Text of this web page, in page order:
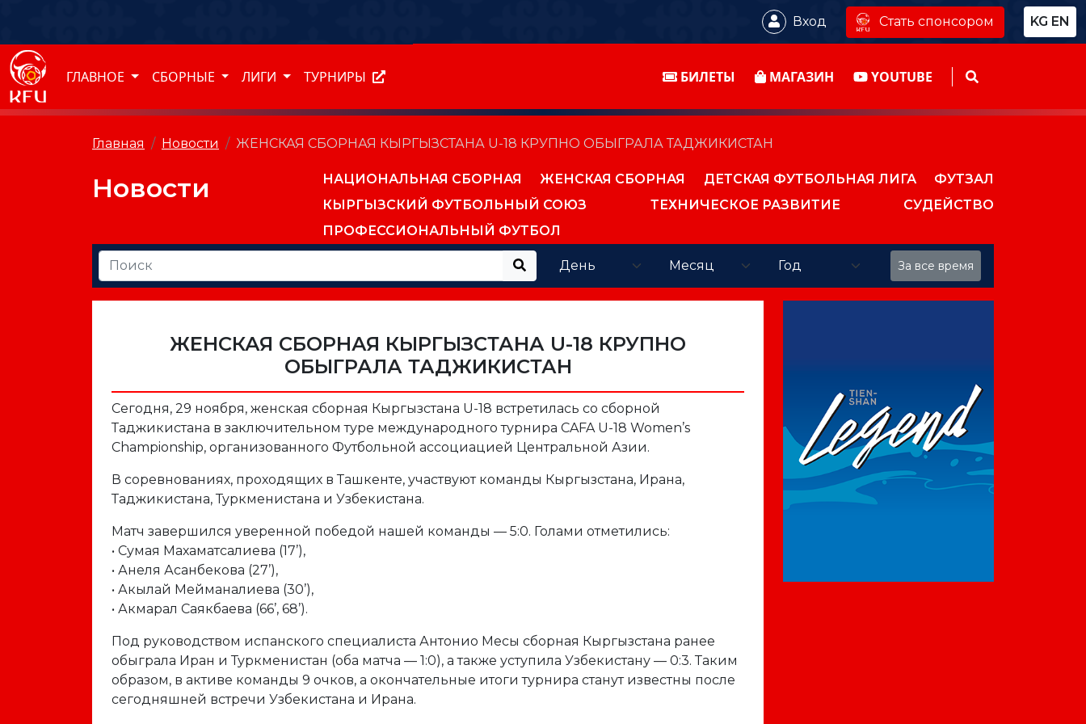
Вход Стать спонсором KG EN
ГЛАВНОЕ СБОРНЫЕ ЛИГИ ТУРНИРЫ БИЛЕТЫ МАГАЗИН YOUTUBE
Главная Новости ЖЕНСКАЯ СБОРНАЯ КЫРГЫЗСТАНА U-18 КРУПНО ОБЫГРАЛА ТАДЖИКИСТАН
Новости НАЦИОНАЛЬНАЯ СБОРНАЯ ЖЕНСКАЯ СБОРНАЯ ДЕТСКАЯ ФУТБОЛЬНАЯ ЛИГА
ФУТЗАЛ
КЫРГЫЗСКИЙ ФУТБОЛЬНЫЙ СОЮЗ
ТЕХНИЧЕСКОЕ РАЗВИТИЕ
СУДЕЙСТВО
ПРОФЕССИОНАЛЬНЫЙ ФУТБОЛ
За все время
ЖЕНСКАЯ СБОРНАЯ КЫРГЫЗСТАНА U-18 КРУПНО
ОБЫГРАЛА ТАДЖИКИСТАН
Сегодня, 29 ноября, женская сборная Кыргызстана U-18 встретилась со сборной
Таджикистана в заключительном туре международного турнира CAFA U-18 Women’s
Championship, организованного Футбольной ассоциацией Центральной Азии.
В соревнованиях, проходящих в Ташкенте, участвуют команды Кыргызстана, Ирана,
Таджикистана, Туркменистана и Узбекистана.
Матч завершился уверенной победой нашей команды — 5:0. Голами отметились:
• Сумая Махаматсалиева (17’),
• Анеля Асанбекова (27’),
• Акылай Мейманалиева (30’),
• Акмарал Саякбаева (66’, 68’).
Под руководством испанского специалиста Антонио Месы сборная Кыргызстана ранее
обыграла Иран и Туркменистан (оба матча — 1:0), а также уступила Узбекистану — 0:3. Таким
образом, в активе команды 9 очков, а окончательные итоги турнира станут известны после
сегодняшней встречи Узбекистана и Ирана.